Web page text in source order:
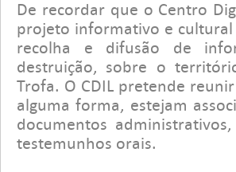
De recordar que o Centro
projeto informativo e
recolha e difusão de
destruição, sobre o
Trofa. O CDIL pretende
alguma forma, estejam
documentos
testemunhos orais.